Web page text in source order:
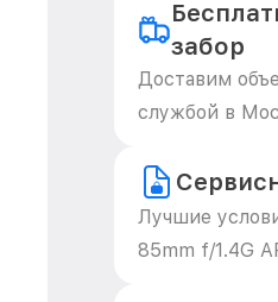
забор
Доставим
службой в
Лучшие
85mm f/1.4G